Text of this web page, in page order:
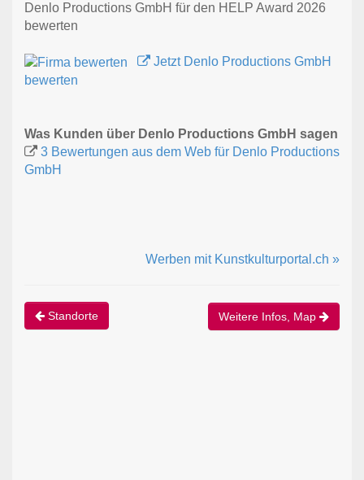
Denlo Productions GmbH für den HELP Award 2026
bewerten
Jetzt Denlo Productions GmbH
bewerten
Was Kunden über Denlo Productions GmbH sagen
3 Bewertungen aus dem Web für Denlo Productions
GmbH
Werben mit Kunstkulturportal.ch »
Standorte Weitere Infos, Map